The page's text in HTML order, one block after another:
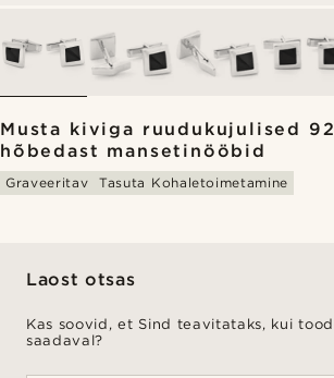
Musta kiviga ruudukujulised
hõbedast mansetinööbid
Graveeritav Tasuta Kohaletoimetamine
Laost otsas
Kas soovid, et Sind teavitataks, kui
saadaval?